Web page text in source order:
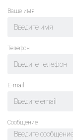
Ваше имя
Телефон
E-mail
Cообщение